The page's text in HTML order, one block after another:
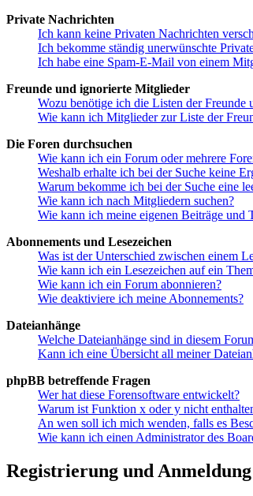
Private Nachrichten
Ich kann keine Privaten Nachrichten
Ich bekomme ständig unerwünschte
Ich habe eine Spam-E-Mail von einem
Freunde und ignorierte Mitglieder
Wozu benötige ich die Listen der Freunde
Wie kann ich Mitglieder zur Liste der
Die Foren durchsuchen
Wie kann ich ein Forum oder mehrere
Weshalb erhalte ich bei der Suche keine
Warum bekomme ich bei der Suche eine
Wie kann ich nach Mitgliedern suchen?
Wie kann ich meine eigenen Beiträge und
Abonnements und Lesezeichen
Was ist der Unterschied zwischen einem
Wie kann ich ein Lesezeichen auf ein
Wie kann ich ein Forum abonnieren?
Wie deaktiviere ich meine Abonnements?
Dateianhänge
Welche Dateianhänge sind in diesem
Kann ich eine Übersicht all meiner
phpBB betreffende Fragen
Wer hat diese Forensoftware entwickelt?
Warum ist Funktion x oder y nicht
An wen soll ich mich wenden, falls es
Wie kann ich einen Administrator des
Registrierung und Anmeldung